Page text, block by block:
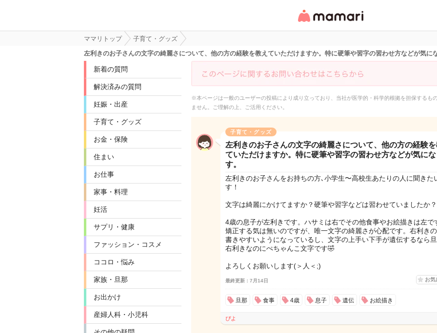
リ・情報サイト
ママリトップ
子育て・グッズ
左利きのお子さんの文字の綺麗さについて、他の方の経験を教えていただけますか。特に硬筆や習字の習わせ方などが気に
新着の質問
解決済みの質問
妊娠・出産
子育て・グッズ
お金・保険
住まい
お仕事
家事・料理
妊活
サプリ・健康
ファッション・コスメ
ココロ・悩み
家族・旦那
お出かけ
産婦人科・小児科
※本ページは一般のユーザーの投稿により成り立っており、当社が医学的・科学的根拠を担保するも
ません。ご理解の上、ご活用ください。
子育て・グッズ
左利きのお子さんの文字の綺麗さについて、他の方の経験を
ていただけますか。特に硬筆や習字の習わせ方などが気にな
す。
左利きのお子さんをお持ちの方､小学生〜高校生あたりの人に聞きた
す！
文字は綺麗にかけてますか？硬筆や習字などは習わせていましたか？
4歳の息子が左利きです。ハサミは右でその他食事やお絵描きは左で
矯正する気は無いのですが、唯一文字の綺麗さが心配です。右利き
書きやすいようになっているし、文字の上手い下手が遺伝するなら
右利きなのにぺちゃんこ文字です🤣
よろしくお願いします(＞人＜;)
最終更新：7月14日 お気
旦那 食事 4歳 息子 遺伝 お絵描き
ぴよ